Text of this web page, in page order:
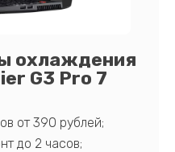
охлаждения
G3 Pro 7
от 390 рублей;
до 2 часов;